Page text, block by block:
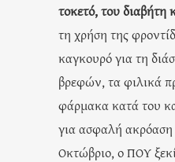
τοκετό, του
τη χρήση της
καγκουρό για τη
βρεφών, τα φιλικά
φάρμακα κατά του
για ασφαλή ακρόαση
Οκτώβριο, ο ΠΟΥ